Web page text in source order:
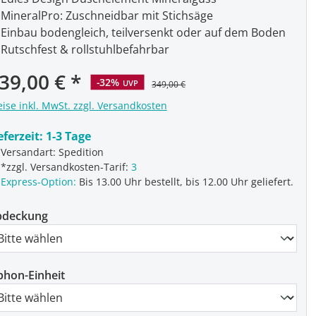
€ -32% UVP 349,00 €
inkl. MwSt. zzgl. Versandkosten
1-3 Tage
Versandart: Spedition
*zzgl. Versandkosten-Tarif:3
Express-Option: Bis 13.00 Uhr bestellt, bis 12.00 Uhr geliefert.
MineralPro: Zuschneidbar mit Stichsäge
Einbau bodengleich, teilversenkt oder auf dem Boden
Rutschfest & rollstuhlbefahrbar
Einheit